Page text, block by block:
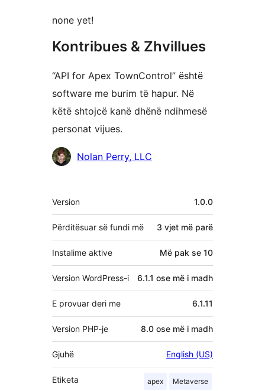
none yet!
Kontribues & Zhvillues
“API for Apex TownControl” është
software me burim të hapur. Në
këtë shtojcë kanë dhënë ndihmesë
personat vijues.
KontribuesNolan Perry, LLC
Të
tjera
Version 1.0.0
Përditësuar së fundi më 3 vjet më parë
Instalime aktive Më pak se 10
Version WordPress-i 6.1.1 ose më i madh
E provuar deri me 6.1.11
Version PHP-je 8.0 ose më i madh
Gjuhë English (US)
Etiketa apex Metaverse